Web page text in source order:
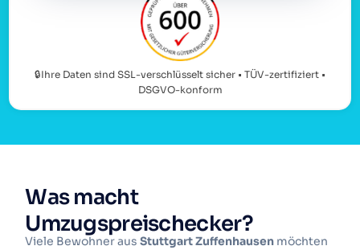
🔒Ihre Daten sind SSL-verschlüsselt sicher • TÜV-zertifiziert •
DSGVO-konform
Was macht
Umzugspreischecker?
Viele Bewohner ausStuttgart Zuffenhausen möchten